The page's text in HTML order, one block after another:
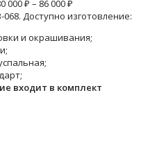
000 ₽ – 86 000 ₽
Доступно изготовление:
и окрашивания;
входит в комплект